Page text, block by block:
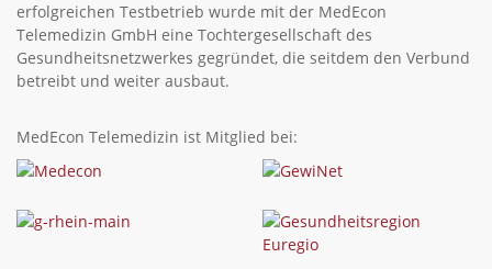
erfolgreichen Testbetrieb wurde mit der MedEcon
Telemedizin GmbH eine Tochtergesellschaft des
Gesundheitsnetzwerkes gegründet, die seitdem den Verbund
betreibt und weiter ausbaut.
MedEcon Telemedizin ist Mitglied bei: